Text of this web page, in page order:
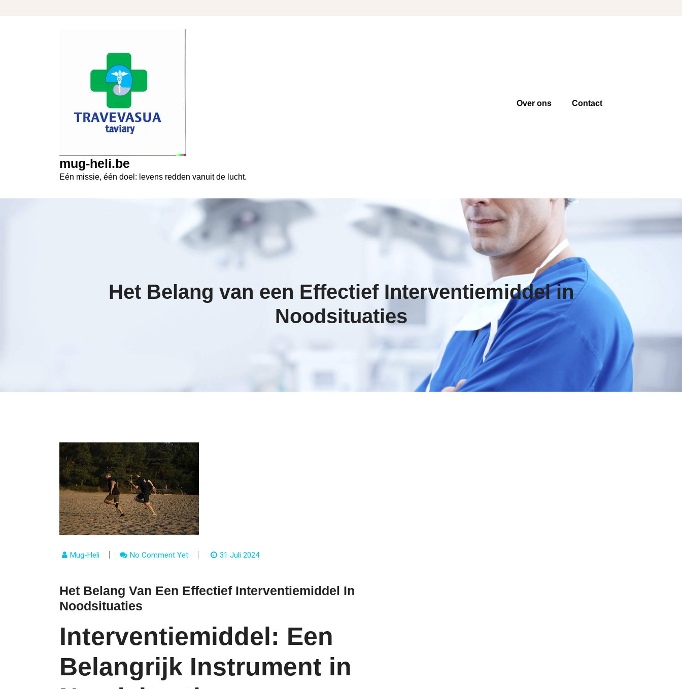
mug-heli.be
Eén missie, één doel: levens redden vanuit de lucht.
Over ons Contact
Het Belang van een Effectief Interventiemiddel in
Noodsituaties
Mug-Heli No Comment Yet 31 Juli 2024
Het Belang Van Een Effectief Interventiemiddel In
Noodsituaties
Interventiemiddel: Een
Belangrijk Instrument in